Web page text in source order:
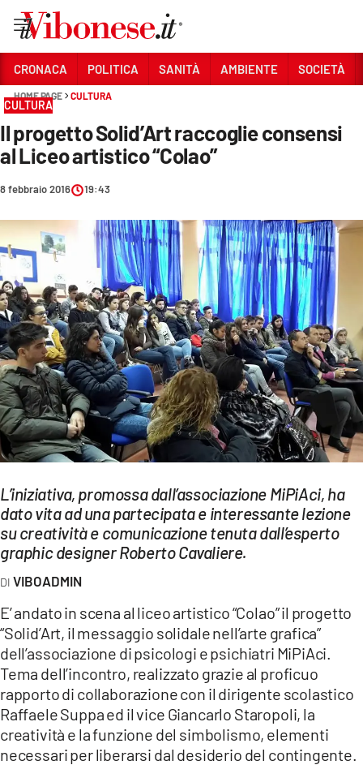
Sezioni
CRONACA
POLITICA
SANITÀ
AMBIENTE
SOCIETÀ
CULTURA
ECONOMIA E LAVORO
EVENTI
SPORT
Streaming
LAC NETWORK
LAC ONAIR
Network
LACPLAY.IT
LACTV.IT
LACONAIR.IT
LACITYMAG.IT
CRONACA POLITICA SANITÀ AMBIENTE SOCIETÀ
HOME PAGE CULTURA
CULTURA
Il progetto Solid’Art raccoglie consensi
al Liceo artistico “Colao”
8 febbraio 2016 19:43
L’iniziativa, promossa dall’associazione MiPiAci, ha
dato vita ad una partecipata e interessante lezione
su creatività e comunicazione tenuta dall’esperto
graphic designer Roberto Cavaliere.
VIBOADMIN
E’ andato in scena al liceo artistico “Colao” il progetto
“Solid’Art, il messaggio solidale nell’arte grafica”
dell’associazione di psicologi e psichiatri MiPiAci.
Tema dell’incontro, realizzato grazie al proficuo
rapporto di collaborazione con il dirigente scolastico
Raffaele Suppa ed il vice Giancarlo Staropoli, la
creatività e la funzione del simbolismo, elementi
necessari per liberarsi dal desiderio del contingente.